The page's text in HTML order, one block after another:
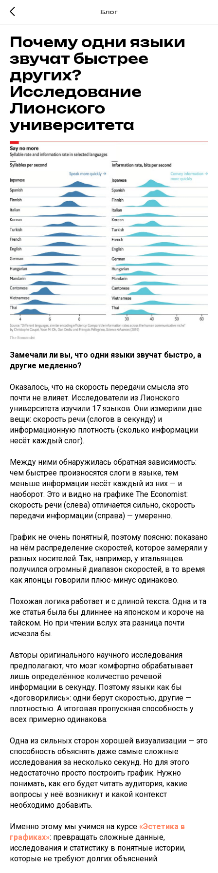
Блог
Почему одни языки
звучат быстрее
других?
Исследование
Лионского
университета
Замечали ли вы, что одни языки звучат быстро, а
другие медленно?
Оказалось, что на скорость передачи смысла это
почти не влияет. Исследователи из Лионского
университета изучили 17 языков. Они измерили две
вещи: скорость речи (слогов в секунду) и
информационную плотность (сколько информации
несёт каждый слог).
Между ними обнаружилась обратная зависимость:
чем быстрее произносятся слоги в языке, тем
меньше информации несёт каждый из них — и
наоборот. Это и видно на графике The Economist:
скорость речи (слева) отличается сильно, скорость
передачи информации (справа) — умеренно.
График не очень понятный, поэтому поясню: показано
на нём распределение скоростей, которое замеряли у
разных носителей. Так, например, у итальянцев
получился огромный диапазон скоростей, в то время
как японцы говорили плюс-минус одинаково.
Похожая логика работает и с длиной текста. Одна и та
же статья была бы длиннее на японском и короче на
тайском. Но при чтении вслух эта разница почти
исчезла бы.
Авторы оригинального научного исследования
предполагают, что мозг комфортно обрабатывает
лишь определённое количество речевой
информации в секунду. Поэтому языки как бы
«договорились»: одни берут скоростью, другие —
плотностью. А итоговая пропускная способность у
всех примерно одинакова.
Одна из сильных сторон хорошей визуализации — это
способность объяснять даже самые сложные
исследования за несколько секунд. Но для этого
недостаточно просто построить график. Нужно
понимать, как его будет читать аудитория, какие
вопросы у неё возникнут и какой контекст
необходимо добавить.
Именно этому мы учимся на курсе «Эстетика в
графиках»: превращать сложные данные,
исследования и статистику в понятные истории,
которые не требуют долгих объяснений.